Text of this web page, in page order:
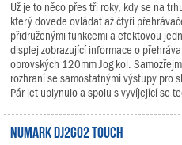
Už je to něco přes tři roky, kdy se na
který dovede ovládat až čtyři
přidruženými funkcemi a efektovou
displej zobrazující informace o
obrovských 120mm Jog kol.
rozhraní se samostatnými výstupy pro
Pár let uplynulo a spolu s vyvíjející se
Numark DJ2GO2 Touch